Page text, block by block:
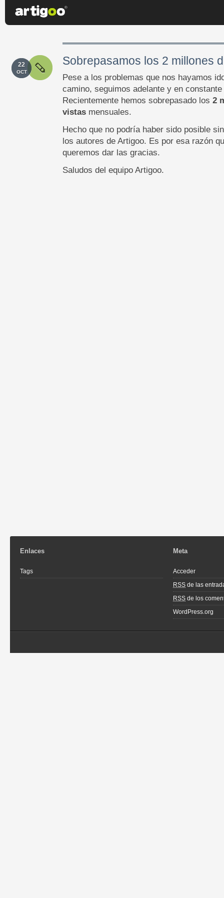
22
OCT
Sobrepasamos los 2 millones
Pese a los problemas que nos hayamos
camino, seguimos adelante y en
Recientemente hemos sobrepasado los 2
vistas mensuales.
Hecho que no podría haber sido posible
los autores de Artigoo. Es por esa razón
queremos dar las gracias.
Saludos del equipo Artigoo.
Enlaces
Tags
Meta
Acceder
RSS de las
RSS de los
WordPress.org